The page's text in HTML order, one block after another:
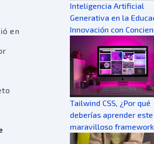
en
Inteligencia Artificial
Generativa en la
Innovación con
Tailwind CSS, ¿Por qué
deberías aprender este
maravilloso